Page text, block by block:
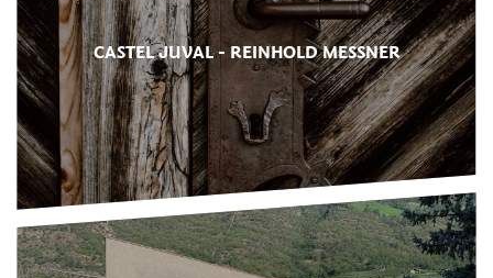
CASTEL JUVAL - REINHOLD MESSNER